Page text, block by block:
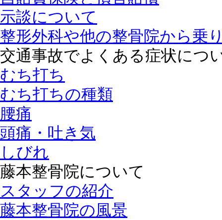
示談について
整形外科や他の整骨院から乗
交通事故でよくある症状につ
むち打ち
むち打ちの種類
腰痛
頭痛・吐き気
しびれ
藤本整骨院について
スタッフの紹介
藤本整骨院の風景